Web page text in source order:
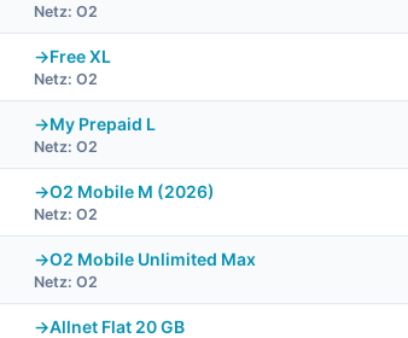
Netz: O2
Free XL
Netz: O2
My Prepaid L
Netz: O2
O2 Mobile M (2026)
Netz: O2
O2 Mobile Unlimited Max
Netz: O2
Allnet Flat 20 GB